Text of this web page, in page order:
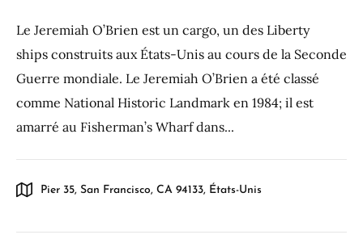
Le Jeremiah O’Brien est un cargo, un des Liberty
ships construits aux États-Unis au cours de la Seconde
Guerre mondiale. Le Jeremiah O’Brien a été classé
comme National Historic Landmark en 1984; il est
amarré au Fisherman’s Wharf dans...
Pier 35, San Francisco, CA 94133, États-Unis